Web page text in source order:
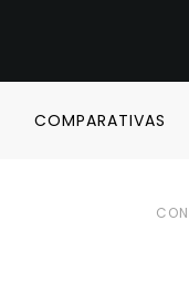
COMPARATIVAS